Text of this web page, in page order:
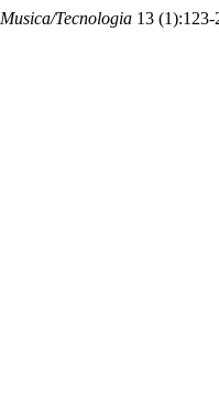
Musica/Tecnologia 13 (1):123-